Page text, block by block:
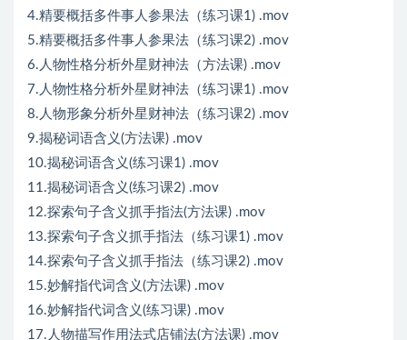
4.精要概括多件事人参果法（练习课1) .mov
5.精要概括多件事人参果法（练习课2) .mov
6.人物性格分析外星财神法（方法课) .mov
7.人物性格分析外星财神法（练习课1) .mov
8.人物形象分析外星财神法（练习课2) .mov
9.揭秘词语含义(方法课) .mov
10.揭秘词语含义(练习课1) .mov
11.揭秘词语含义(练习课2) .mov
12.探索句子含义抓手指法(方法课) .mov
13.探索句子含义抓手指法（练习课1) .mov
14.探索句子含义抓手指法（练习课2) .mov
15.妙解指代词含义(方法课) .mov
16.妙解指代词含义(练习课) .mov
17.人物描写作用法式店铺法(方法课) .mov